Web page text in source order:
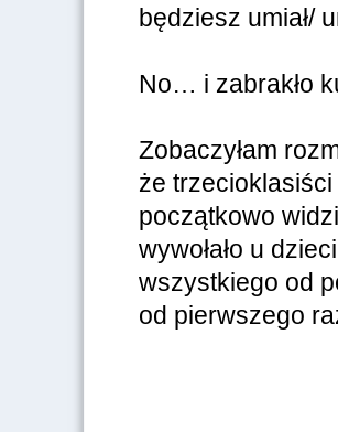
będziesz umiał/
No… i zabrakło
Zobaczyłam
że
początkowo
wywołało u
wszystkiego od
od pierwszego